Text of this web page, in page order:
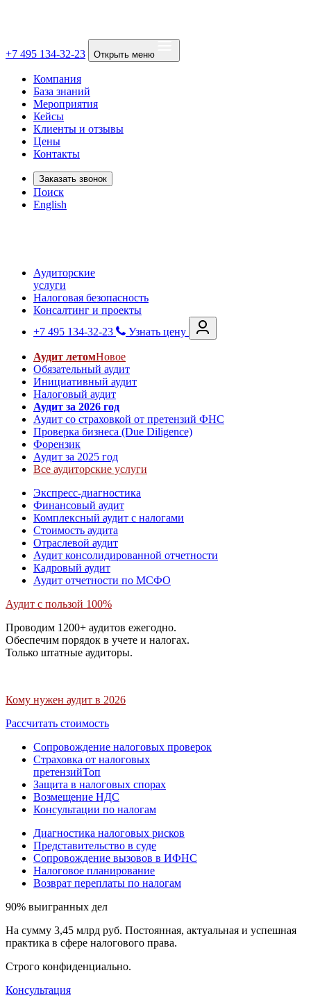
+7 495 134-32-23 Открыть меню
Компания
База знаний
Мероприятия
Кейсы
Клиенты и отзывы
Цены
Контакты
Заказать звонок
Поиск
English
Аудиторские
услуги
Налоговая безопасность
Консалтинг и проекты
+7 495 134-32-23
Узнать цену
Аудит летомНовое
Обязательный аудит
Инициативный аудит
Налоговый аудит
Аудит за 2026 год
Аудит со страховкой от претензий ФНС
Проверка бизнеса (Due Diligence)
Форензик
Аудит за 2025 год
Все аудиторские услуги
Экспресс-диагностика
Финансовый аудит
Комплексный аудит с налогами
Стоимость аудита
Отраслевой аудит
Аудит консолидированной отчетности
Кадровый аудит
Аудит отчетности по МСФО
Аудит с пользой 100%
Проводим 1200+ аудитов ежегодно.
Обеспечим порядок в учете и налогах.
Только штатные аудиторы.
Кому нужен аудит в 2026
Рассчитать стоимость
Сопровождение налоговых проверок
Страховка от налоговых
претензийТоп
Защита в налоговых спорах
Возмещение НДС
Консультации по налогам
Диагностика налоговых рисков
Представительство в суде
Сопровождение вызовов в ИФНС
Налоговое планирование
Возврат переплаты по налогам
90% выигранных дел
На сумму 3,45 млрд руб. Постоянная, актуальная и успешная
практика в сфере налогового права.
Строго конфиденциально.
Консультация